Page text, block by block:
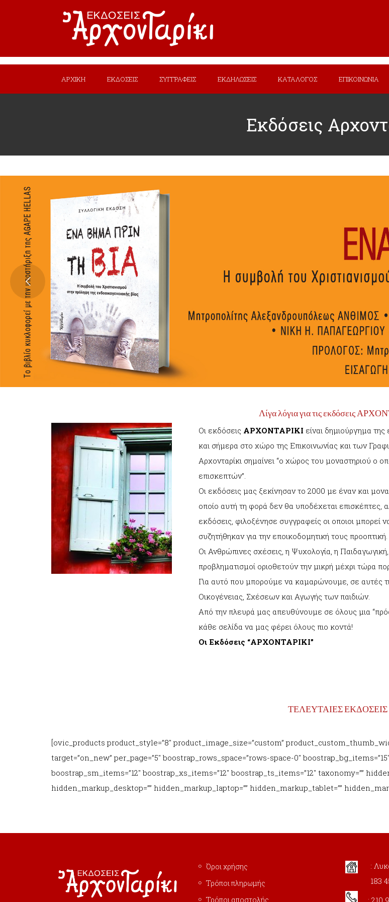
ΑΡΧΙΚΗ ΕΚΔΟΣΕΙΣ ΣΥΓΓΡΑΦΕΙΣ ΕΚΔΗΛΩΣΕΙΣ ΚΑΤΑΛΟΓΟΣ ΕΠΙΚΟΙΝΩΝΙΑ
Εκδόσεις
Λίγα λόγια για τις εκδόσεις
Οι εκδόσεις ΑΡΧΟΝΤΑΡΙΚΙ είναι δημιούργημα
και σήμερα στο χώρο της Επικοινωνίας και των
Αρχονταρίκι σημαίνει “ο χώρος του μοναστηριού ο
επισκεπτών”.
Οι εκδόσεις μας ξεκίνησαν το 2000 με έναν και
οποίο αυτή τη φορά δεν θα υποδέχεται
εκδόσεις, φιλοξένησε συγγραφείς οι οποιοι μπορεί
συζητήθηκαν για την εποικοδομητική τους προοπτική.
Οι Ανθρώπινες σχέσεις, η Ψυχολογία, η
προβληματισμοί οριοθετούν την μικρή μέχρι τώρα
Για αυτό που μπορούμε να καμαρώνουμε, σε αυτές
Οικογένειας, Σχέσεων και Αγωγής των παιδιών.
Από την πλευρά μας απευθύνουμε σε όλους μια
κάθε σελίδα να μας φέρει όλους πιο κοντά!
Oι Εκδόσεις “ΑΡΧΟΝΤΑΡΙΚΙ”
ΤΕΛΕΥΤΑΙΕΣ ΕΚΔΟΣΕΙΣ
[ovic_products product_style=”8″ product_image_size=”custom”
target=”on_new” per_page=”5″ boostrap_rows_space=”rows-space-0″
boostrap_sm_items=”12″ boostrap_xs_items=”12″ boostrap_ts_items=”12″ taxonomy=””
hidden_markup_desktop=”” hidden_markup_laptop=”” hidden_markup_tablet=””
Όροι χρήσης
Τρόποι πληρωμής
Τρόποι αποστολής
:
183